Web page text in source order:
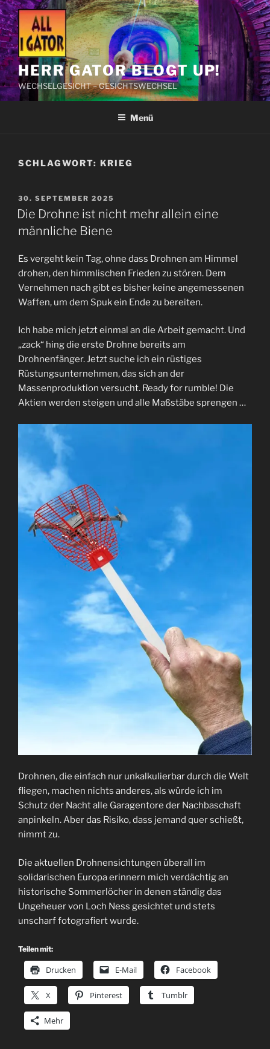
Zum
Inhalt
springen
HERR GATOR BLOGT UP!
WECHSELGESICHT – GESICHTSWECHSEL
Menü
SCHLAGWORT: KRIEG
VERÖFFENTLICHT
AM
30. SEPTEMBER 2025
Die Drohne ist nicht mehr allein eine
männliche Biene
Es vergeht kein Tag, ohne dass Drohnen am Himmel
drohen, den himmlischen Frieden zu stören. Dem
Vernehmen nach gibt es bisher keine angemessenen
Waffen, um dem Spuk ein Ende zu bereiten.
Ich habe mich jetzt einmal an die Arbeit gemacht. Und
„zack“ hing die erste Drohne bereits am
Drohnenfänger. Jetzt suche ich ein rüstiges
Rüstungsunternehmen, das sich an der
Massenproduktion versucht. Ready for rumble! Die
Aktien werden steigen und alle Maßstäbe sprengen …
Drohnen, die einfach nur unkalkulierbar durch die Welt
fliegen, machen nichts anderes, als würde ich im
Schutz der Nacht alle Garagentore der Nachbaschaft
anpinkeln. Aber das Risiko, dass jemand quer schießt,
nimmt zu.
Die aktuellen Drohnensichtungen überall im
solidarischen Europa erinnern mich verdächtig an
historische Sommerlöcher in denen ständig das
Ungeheuer von Loch Ness gesichtet und stets
unscharf fotografiert wurde.
Teilen mit:
Drucken E-Mail Facebook
X Pinterest Tumblr
Mehr